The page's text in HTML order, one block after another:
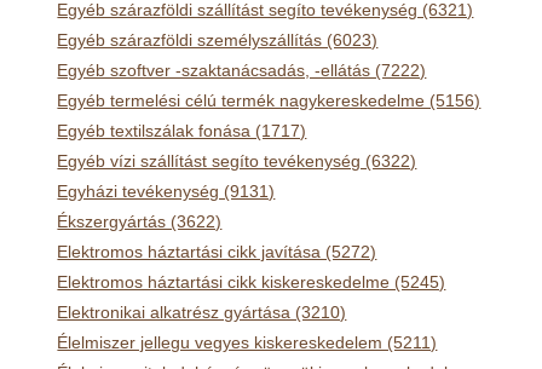
Egyéb szárazföldi szállítást segíto tevékenység (6321)
Egyéb szárazföldi személyszállítás (6023)
Egyéb szoftver -szaktanácsadás, -ellátás (7222)
Egyéb termelési célú termék nagykereskedelme (5156)
Egyéb textilszálak fonása (1717)
Egyéb vízi szállítást segíto tevékenység (6322)
Egyházi tevékenység (9131)
Ékszergyártás (3622)
Elektromos háztartási cikk javítása (5272)
Elektromos háztartási cikk kiskereskedelme (5245)
Elektronikai alkatrész gyártása (3210)
Élelmiszer jellegu vegyes kiskereskedelem (5211)